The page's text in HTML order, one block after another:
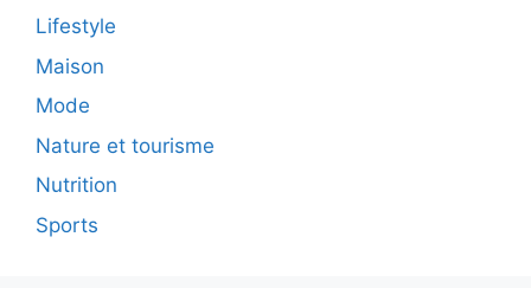
Lifestyle
Maison
Mode
Nature et tourisme
Nutrition
Sports